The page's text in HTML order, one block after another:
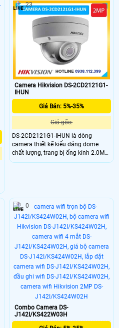
Camera Hikvision DS-2CD2121G1-
IHUN
Giá Bán: 5%-35%
Giá gốc:
DS-2CD2121G1-IHUN là dòng
camera thiết kế kiểu dáng dome
chất lượng, trang bị ống kính 2.0MP
cho ra hình ảnh sắc nét, chống
tính năng AI
23
Combo Camera DS-
J142I/KS422W03H
0